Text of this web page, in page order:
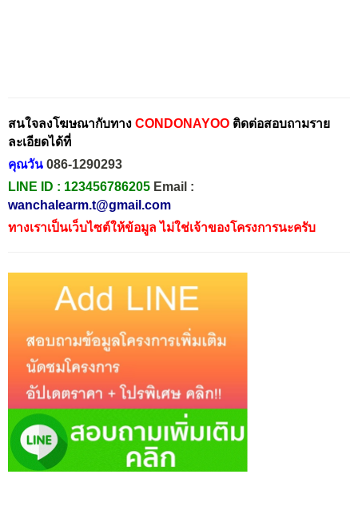
สนใจลงโฆษณากับทาง CONDONAYOO ติดต่อสอบถามราย
ละเอียดได้ที่
คุณวัน 086-1290293
LINE ID : 123456786205 Email :
wanchalearm.t@gmail.com
ทางเราเป็นเว็บไซต์ให้ข้อมูล ไม่ใช่เจ้าของโครงการนะครับ